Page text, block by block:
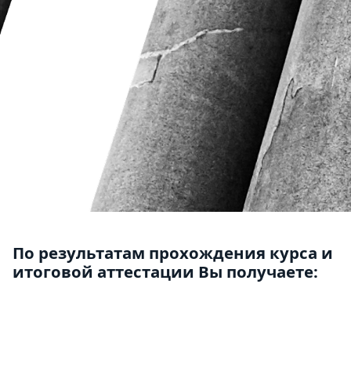
По результатам прохождения курса и
итоговой аттестации Вы получаете: